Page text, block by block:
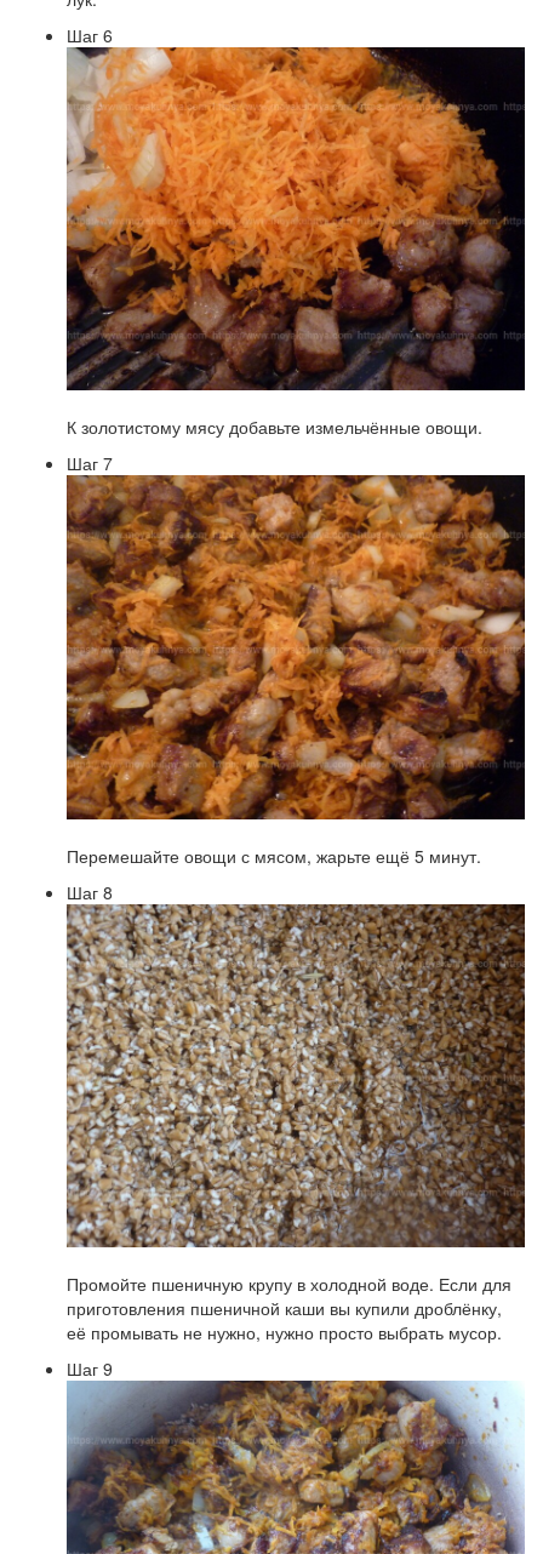
Шаг 6
К золотистому мясу добавьте измельчённые овощи.
Шаг 7
Перемешайте овощи с мясом, жарьте ещё 5 минут.
Шаг 8
Промойте пшеничную крупу в холодной воде. Если для
приготовления пшеничной каши вы купили дроблёнку,
её промывать не нужно, нужно просто выбрать мусор.
Шаг 9